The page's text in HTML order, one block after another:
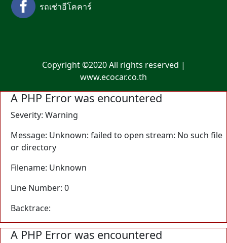
รถเช่าอีโคคาร์
Copyright ©2020 All rights reserved |
www.ecocar.co.th
A PHP Error was encountered
Severity: Warning
Message: Unknown: failed to open stream: No such file
or directory
Filename: Unknown
Line Number: 0
Backtrace:
A PHP Error was encountered